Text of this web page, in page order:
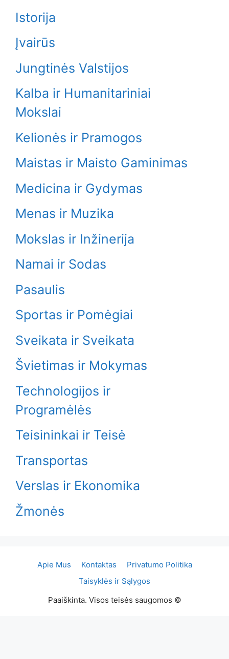
Istorija
Įvairūs
Jungtinės Valstijos
Kalba ir Humanitariniai
Mokslai
Kelionės ir Pramogos
Maistas ir Maisto Gaminimas
Medicina ir Gydymas
Menas ir Muzika
Mokslas ir Inžinerija
Namai ir Sodas
Pasaulis
Sportas ir Pomėgiai
Sveikata ir Sveikata
Švietimas ir Mokymas
Technologijos ir
Programėlės
Teisininkai ir Teisė
Transportas
Verslas ir Ekonomika
Žmonės
Apie Mus Kontaktas
Privatumo Politika
Taisyklės ir Sąlygos
Paaiškinta. Visos teisės saugomos ©